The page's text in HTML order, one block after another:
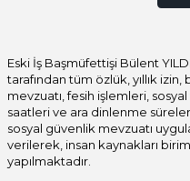
Eski İş Başmüfettişi Bülent
tarafından tüm özlük, yıllık
mevzuatı, fesih işlemleri,
saatleri ve ara dinlenme
sosyal güvenlik mevzuatı
verilerek, insan kaynakları
yapılmaktadır.